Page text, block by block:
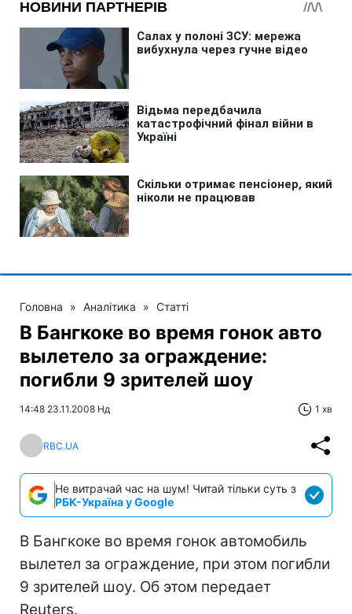
Головна » Аналітика » Статті
В Бангкоке во время гонок авто
вылетело за ограждение:
погибли 9 зрителей шоу
14:48 23.11.2008 Нд 1 хв
RBC.UA
Не витрачай час на шум! Читай тільки суть з
РБК-Україна у Google
В Бангкоке во время гонок автомобиль
вылетел за ограждение, при этом погибли
9 зрителей шоу. Об этом передает
Reuters.